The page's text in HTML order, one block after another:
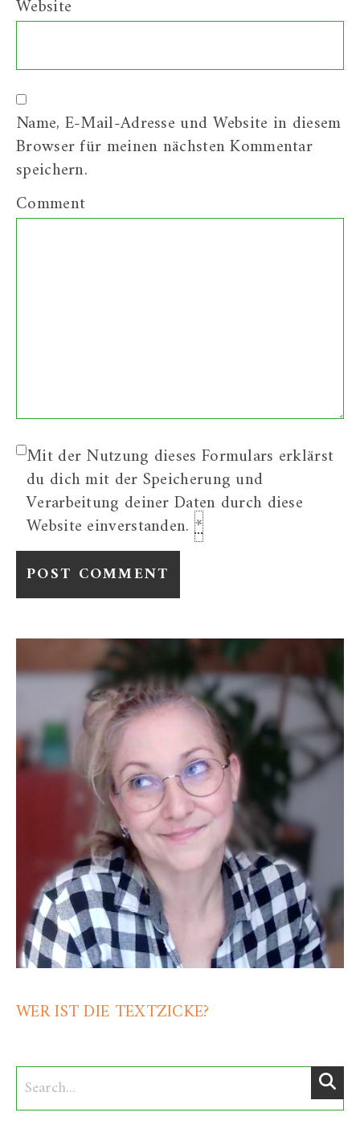
Website
Name, E-Mail-Adresse und Website in diesem
Browser für meinen nächsten Kommentar
speichern.
Comment
Mit der Nutzung dieses Formulars erklärst
du dich mit der Speicherung und
Verarbeitung deiner Daten durch diese
Website einverstanden. *
WER IST DIE TEXTZICKE?